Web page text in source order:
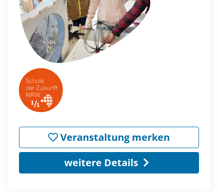
Veranstaltung merken
weitere Details